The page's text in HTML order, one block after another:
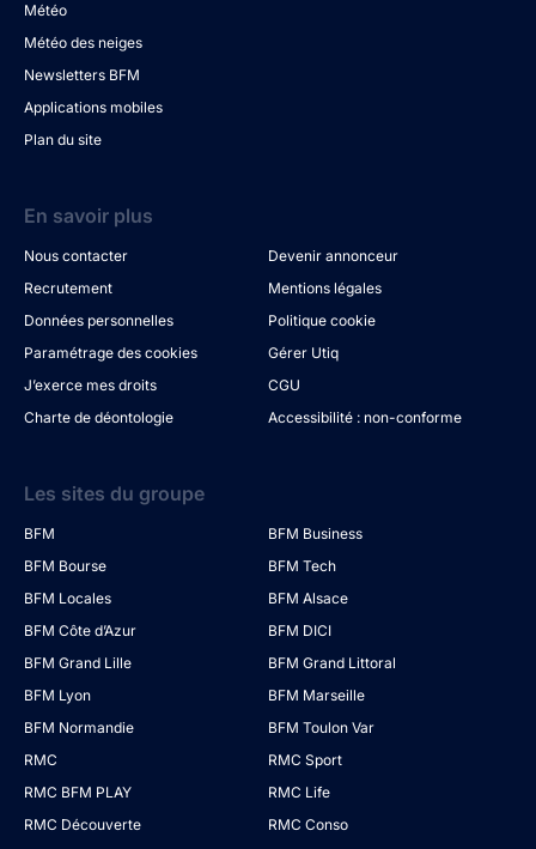
Météo
Météo des neiges
Newsletters BFM
Applications mobiles
Plan du site
En savoir plus
Nous contacter
Devenir annonceur
Recrutement
Mentions légales
Données personnelles
Politique cookie
Paramétrage des cookies
Gérer Utiq
J’exerce mes droits
CGU
Charte de déontologie
Accessibilité : non-conforme
Les sites du groupe
BFM
BFM Business
BFM Bourse
BFM Tech
BFM Locales
BFM Alsace
BFM Côte d’Azur
BFM DICI
BFM Grand Lille
BFM Grand Littoral
BFM Lyon
BFM Marseille
BFM Normandie
BFM Toulon Var
RMC
RMC Sport
RMC BFM PLAY
RMC Life
RMC Découverte
RMC Conso